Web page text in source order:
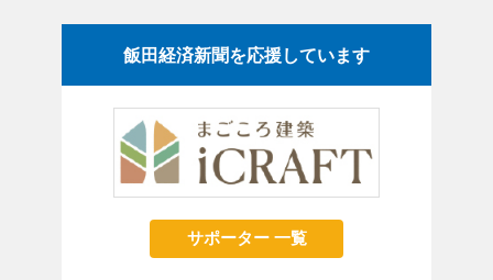
飯田経済新聞を応援しています
サポーター 一覧